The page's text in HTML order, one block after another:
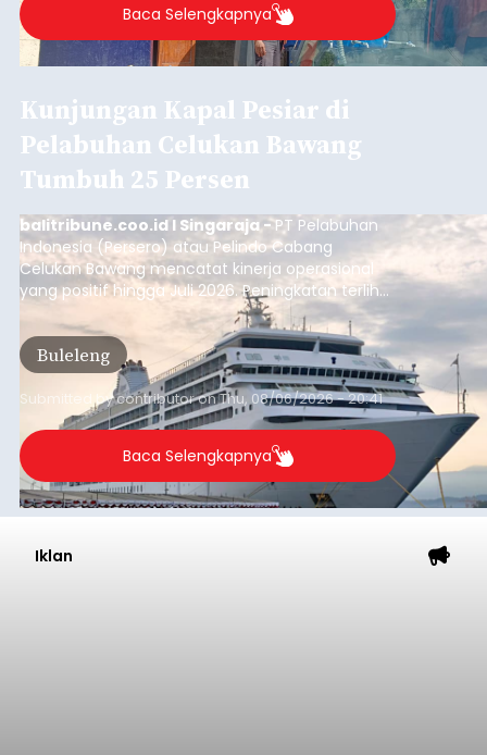
Baca Selengkapnya
Kunjungan Kapal Pesiar di
Pelabuhan Celukan Bawang
Tumbuh 25 Persen
balitribune.coo.id I Singaraja -PT Pelabuhan
Indonesia (Persero) atau Pelindo Cabang
Celukan Bawang mencatat kinerja operasional
yang positif hingga Juli 2026. Peningkatan terlihat
dari arus kapal yang mencapai 1,48 juta Gross
Tonnage (GT), atau tumbuh 12,4 persen
dibandingkan periode yang sama tahun lalu
yang tercatat sebesar 1,32 juta GT.
Buleleng
Submitted bycontributoronThu, 08/06/2026 - 20:41
Baca Selengkapnya
Iklan